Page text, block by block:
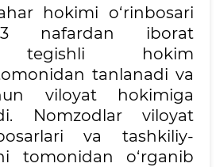
hokimi o‘rinbosari
3 nafardan iborat
tegishli hokim
tanlanadi va
viloyat hokimiga
Nomzodlar viloyat
va tashkiliy-
tomonidan o‘rganib